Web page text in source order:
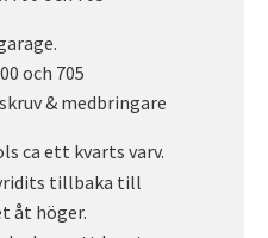
och 705
& medbringare
ca ett kvarts varv.
tillbaka till
åt höger.